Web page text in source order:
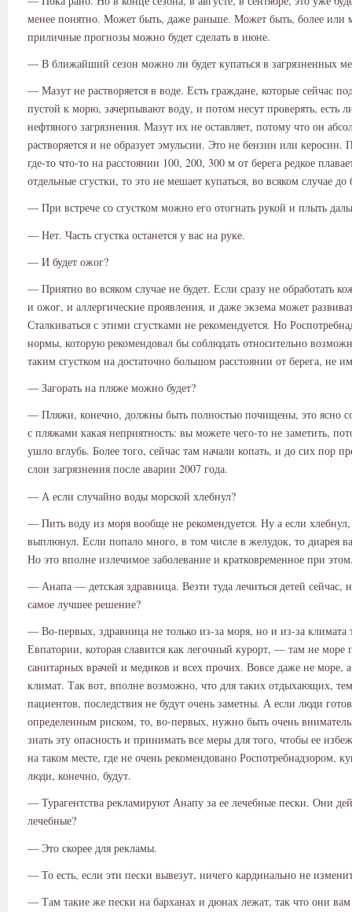
менее понятно. Может быть, даже раньше. Может быть, более или
приличные прогнозы можно будет сделать в июне.
— В ближайший сезон можно ли будет купаться в загрязненных
— Мазут не растворяется в воде. Есть граждане, которые сейчас
пустой к морю, зачерпывают воду, и потом несут проверять, есть
нефтяного загрязнения. Мазут их не оставляет, потому что он
растворяется и не образует эмульсии. Это не бензин или керосин.
где-то что-то на расстоянии 100, 200, 300 м от берега редкое
отдельные сгустки, то это не мешает купаться, во всяком случае до
— При встрече со сгустком можно его отогнать рукой и плыть
— Нет. Часть сгустка останется у вас на руке.
— И будет ожог?
— Приятно во всяком случае не будет. Если сразу не обработать
и ожог, и аллергические проявления, и даже экзема может
Сталкиваться с этими сгустками не рекомендуется. Но
нормы, которую рекомендовал бы соблюдать относительно
таким сгустком на достаточно большом расстоянии от берега, не
— Загорать на пляже можно будет?
— Пляжи, конечно, должны быть полностью почищены, это ясно
с пляжами какая неприятность: вы можете чего-то не заметить,
ушло вглубь. Более того, сейчас там начали копать, и до сих пор
слои загрязнения после аварии 2007 года.
— А если случайно воды морской хлебнул?
— Пить воду из моря вообще не рекомендуется. Ну а если
выплюнул. Если попало много, в том числе в желудок, то диарея
Но это вполне излечимое заболевание и кратковременное при
— Анапа — детская здравница. Везти туда лечиться детей сейчас,
самое лучшее решение?
— Во-первых, здравница не только из-за моря, но и из-за
Евпатории, которая славится как легочный курорт, — там не море
санитарных врачей и медиков и всех прочих. Вовсе даже не море,
климат. Так вот, вполне возможно, что для таких отдыхающих,
пациентов, последствия не будут очень заметны. А если люди
определенным риском, то, во-первых, нужно быть очень
знать эту опасность и принимать все меры для того, чтобы ее
на таком месте, где не очень рекомендовано Роспотребнадзором,
люди, конечно, будут.
— Турагентства рекламируют Анапу за ее лечебные пески. Они
лечебные?
— Это скорее для рекламы.
— То есть, если эти пески вывезут, ничего кардинально не
— Там такие же пески на барханах и дюнах лежат, так что они